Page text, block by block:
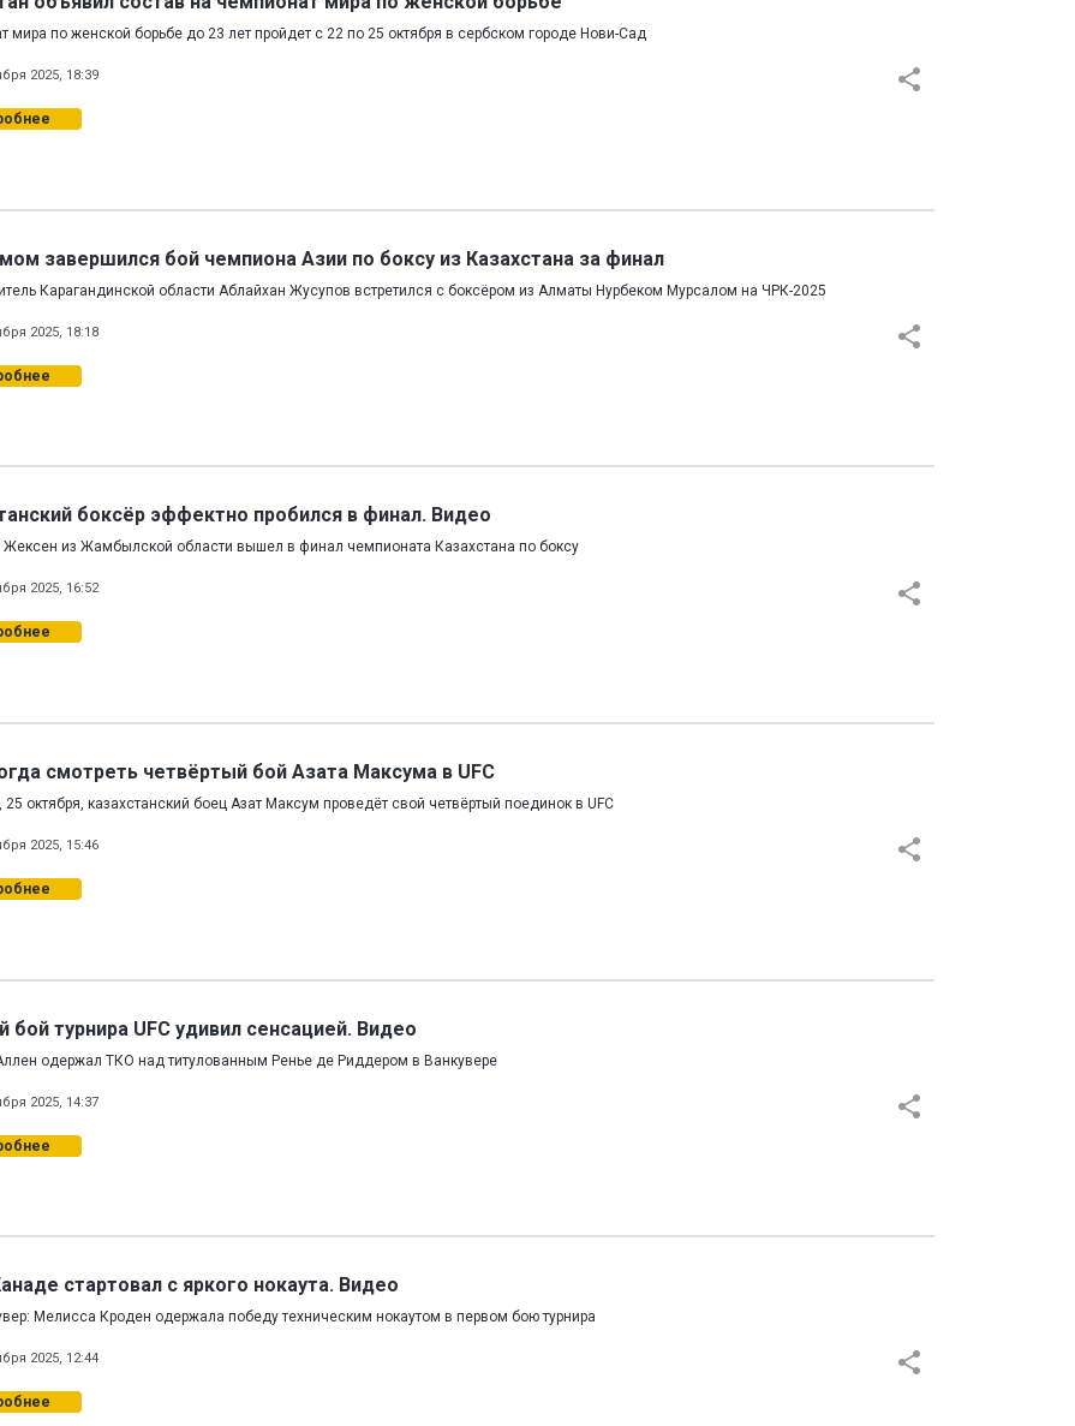
мира по женской борьбе до 23 лет пройдет с 22 по 25 октября в сербском городе Нови-Сад
2025, 18:39
завершился бой чемпиона Азии по боксу из Казахстана за финал
Карагандинской области Аблайхан Жусупов встретился с боксёром из Алматы Нурбеком Мурсалом на ЧРК-2025
2025, 18:18
боксёр эффектно пробился в финал. Видео
Жексен из Жамбылской области вышел в финал чемпионата Казахстана по боксу
2025, 16:52
смотреть четвёртый бой Азата Максума в UFC
25 октября, казахстанский боец Азат Максум проведёт свой четвёртый поединок в UFC
2025, 15:46
бой турнира UFC удивил сенсацией. Видео
одержал ТКО над титулованным Ренье де Риддером в Ванкувере
2025, 14:37
стартовал с яркого нокаута. Видео
Мелисса Кроден одержала победу техническим нокаутом в первом бою турнира
2025, 12:44